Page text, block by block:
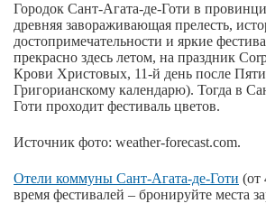
Городок Сант-Агата-де-Готи в
древняя завораживающая прелесть,
достопримечательности и яркие
прекрасно здесь летом, на праздник
Крови Христовых, 11-й день после
Григорианскому календарю). Тогда в
Готи проходит фестиваль цветов.
Источник фото: weather-forecast.com.
Отели коммуны Сант-Агата-де-Готи (от
время фестивалей – бронируйте места